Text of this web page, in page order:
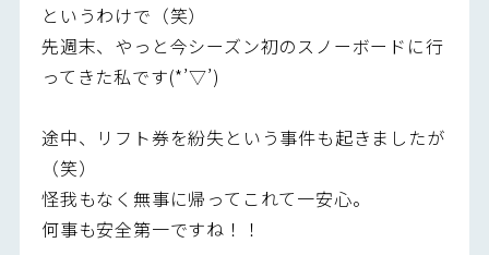
というわけで（笑）
先週末、やっと今シーズン初のスノーボードに行
ってきた私です(*’▽’)
途中、リフト券を紛失という事件も起きましたが
（笑）
怪我もなく無事に帰ってこれて一安心。
何事も安全第一ですね！！